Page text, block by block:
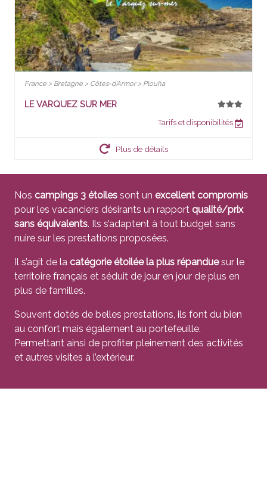
France > Bretagne > Côtes-d'Armor > Plouha
LE VARQUEZ SUR MER
Tarifs et disponibilités
Plus de détails
Nos campings 3 étoiles sont un excellent compromis
pour les vacanciers désirants un rapport qualité/prix
sans équivalents. Ils s’adaptent à tout budget sans
nuire sur les prestations proposées.
Il s’agit de la catégorie étoilée la plus répanduesur le
territoire français et séduit de jour en jour de plus en
plus de familles.
Souvent dotés de belles prestations, ils font du bien
au confort mais également au portefeuille.
Permettant ainsi de profiter pleinement des activités
et autres visites à l’extérieur.